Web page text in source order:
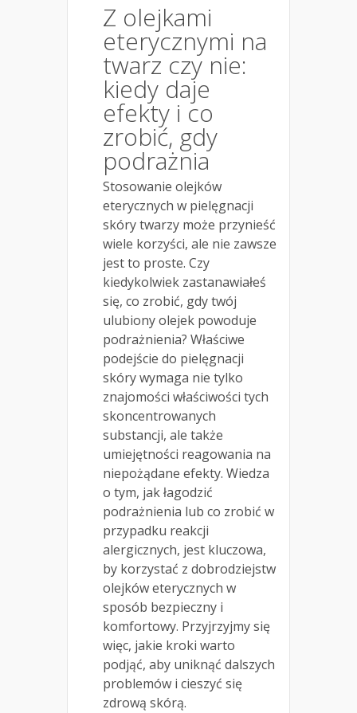
Z olejkami
eterycznymi na
twarz czy nie:
kiedy daje
efekty i co
zrobić, gdy
podrażnia
Stosowanie olejków
eterycznych w pielęgnacji
skóry twarzy może przynieść
wiele korzyści, ale nie zawsze
jest to proste. Czy
kiedykolwiek zastanawiałeś
się, co zrobić, gdy twój
ulubiony olejek powoduje
podrażnienia? Właściwe
podejście do pielęgnacji
skóry wymaga nie tylko
znajomości właściwości tych
skoncentrowanych
substancji, ale także
umiejętności reagowania na
niepożądane efekty. Wiedza
o tym, jak łagodzić
podrażnienia lub co zrobić w
przypadku reakcji
alergicznych, jest kluczowa,
by korzystać z dobrodziejstw
olejków eterycznych w
sposób bezpieczny i
komfortowy. Przyjrzyjmy się
więc, jakie kroki warto
podjąć, aby uniknąć dalszych
problemów i cieszyć się
zdrową skórą.